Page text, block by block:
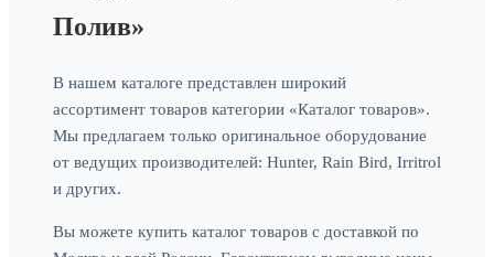
Полив»
В нашем каталоге представлен широкий
ассортимент товаров категории «Каталог товаров».
Мы предлагаем только оригинальное оборудование
от ведущих производителей: Hunter, Rain Bird, Irritrol
и других.
Вы можете купить каталог товаров с доставкой по